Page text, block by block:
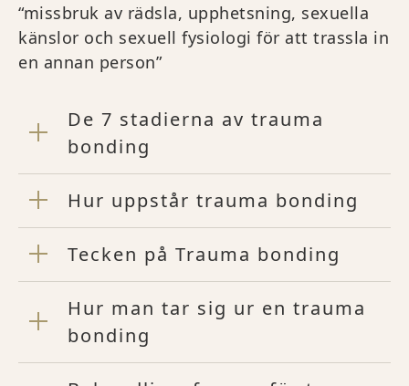
“missbruk av rädsla, upphetsning, sexuella
känslor och sexuell fysiologi för att trassla in
en annan person”
De 7 stadierna av trauma
bonding
Hur uppstår trauma bonding
Tecken på Trauma bonding
Hur man tar sig ur en trauma
bonding